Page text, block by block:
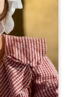
Leaflet